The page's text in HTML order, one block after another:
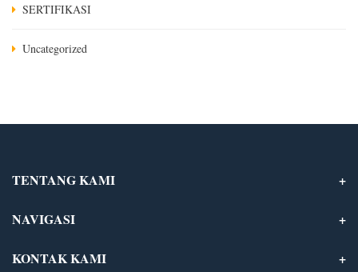
SERTIFIKASI
Uncategorized
TENTANG KAMI
NAVIGASI
KONTAK KAMI